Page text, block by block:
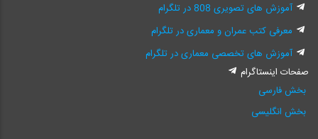
آموزش های تصویری 808 در تلگرام
معرفی کتب عمران و معماری در تلگرام
آموزش های تخصصی معماری در تلگرام
صفحات اینستاگرام
بخش فارسی
بخش انگلیسی